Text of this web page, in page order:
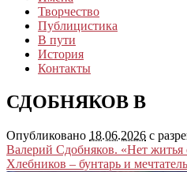
Творчество
Публицистика
В пути
История
Контакты
СДОБНЯКОВ В
Опубликовано 18.06.2026 с
Валерий Сдобняков. «Нет
Хлебников – бунтарь и